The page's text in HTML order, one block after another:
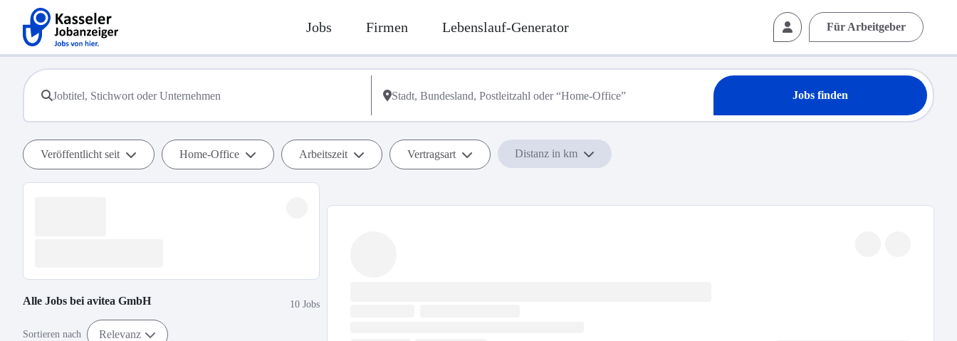
Jobs Firmen Lebenslauf-Generator Für Arbeitgeber
Jobs finden
Veröffentlicht seit Home-Office Arbeitszeit Vertragsart Distanz in km
Alle Jobs bei avitea GmbH 10 Jobs
Sortieren nach Relevanz